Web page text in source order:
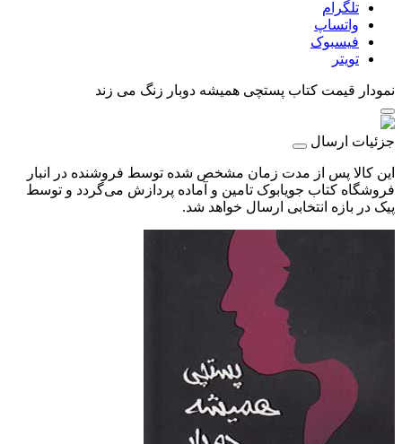
تلگرام
واتساپ
فیسبوک
تویتر
نمودار قیمت کتاب پستچی همیشه دوبار زنگ می زند
جزئیات ارسال
این کالا پس از مدت زمان مشخص شده توسط فروشنده در انبار
فروشگاه کتاب جویابوک تامین و آماده پردازش می‌گردد و توسط
پیک در بازه انتخابی ارسال خواهد شد.